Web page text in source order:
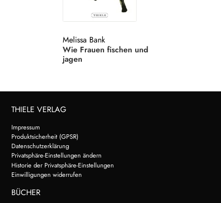
Melissa Bank
Wie Frauen fischen und
jagen
THIELE VERLAG
Impressum
Produktsicherheit (GPSR)
Datenschutzerklärung
Privatsphäre-Einstellungen ändern
Historie der Privatsphäre-Einstellungen
Einwilligungen widerrufen
BÜCHER